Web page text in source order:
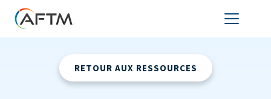
RETOUR AUX RESSOURCES